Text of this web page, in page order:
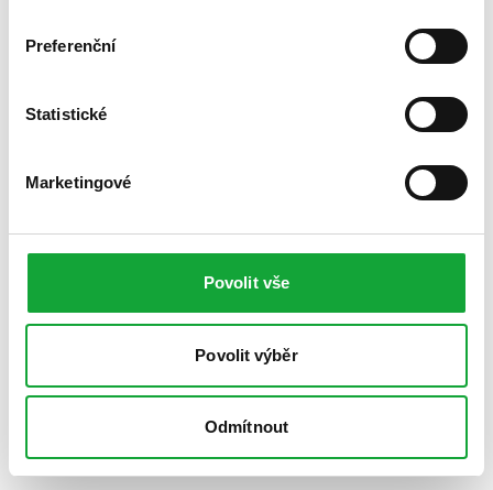
Preferenční
Statistické
Marketingové
Povolit vše
Povolit výběr
Odmítnout